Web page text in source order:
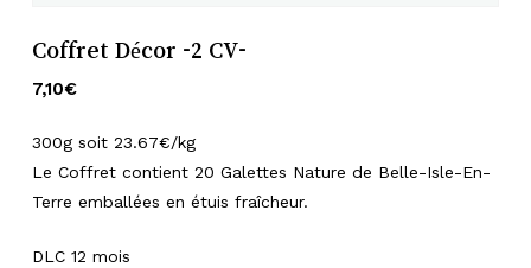
Coffret Décor -2 CV-
7,10€
300g soit 23.67€/kg
Le Coffret contient 20 Galettes Nature de Belle-Isle-En-
Terre emballées en étuis fraîcheur.
DLC 12 mois
et mon site dans le navigateur pour